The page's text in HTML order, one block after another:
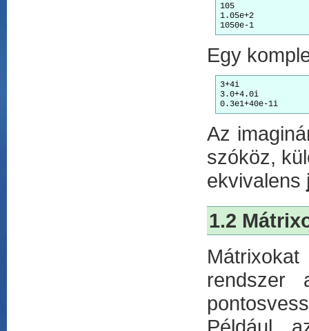
105
1.05e+2
Egy
3+4i
3.0+4.0i
Az
szóköz,
ekvivalens
1.2
rendszer